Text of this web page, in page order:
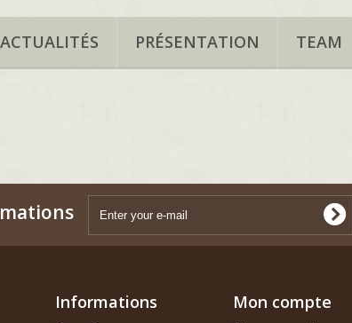
ACTUALITÉS PRÉSENTATION TEAM
Informations Mon compte